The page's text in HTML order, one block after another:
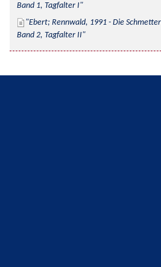
Band 1, Tagfalter I
Ebert; Rennwald, 1991 - Die
Band 2, Tagfalter II